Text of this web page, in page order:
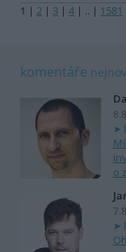
1 | 2 | 3 | 4 | .. | 1581
komentáře
o